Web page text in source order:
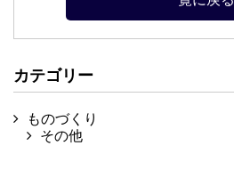
カテゴリー
ものづくり
その他